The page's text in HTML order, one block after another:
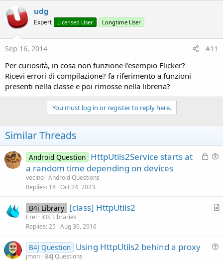
udg
Expert Licensed User Longtime User
Sep 16, 2014 #11
Per curiosità, in cosa non funzione l'esempio Flicker?
Ricevi errori di compilazione? fa riferimento a funzioni
presenti nella classe e poi rimosse nella libreria?
You must log in or register to reply here.
Similar Threads
L
i
Android Question HttpUtils2Service starts at
a random time depending on devices
vecino Android Questions
Replies 18 Oct 24, 2023
A
B4i Library [class] HttpUtils2
Erel
iOS Libraries
Replies 25 Aug 30, 2016
B4J Question Using HttpUtils2 behind a proxy
jmon B4J Questions